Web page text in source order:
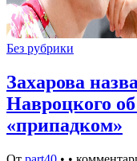
Без рубрики
Захарова
Навроцкого
«припадком»